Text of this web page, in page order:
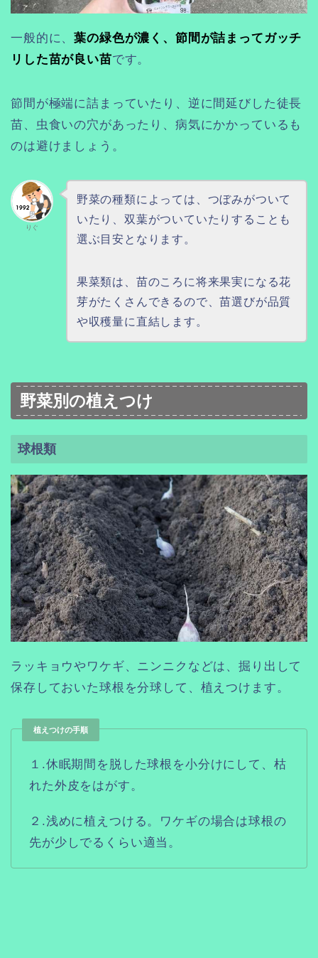
一般的に、葉の緑色が濃く、節間が詰まってガッチ
リした苗が良い苗です。
節間が極端に詰まっていたり、逆に間延びした徒長
苗、虫食いの穴があったり、病気にかかっているも
のは避けましょう。
りぐ
野菜の種類によっては、つぼみがついて
いたり、双葉がついていたりすることも
選ぶ目安となります。
果菜類は、苗のころに将来果実になる花
芽がたくさんできるので、苗選びが品質
や収穫量に直結します。
野菜別の植えつけ
球根類
ラッキョウやワケギ、ニンニクなどは、掘り出して
保存しておいた球根を分球して、植えつけます。
植えつけの手順
１.休眠期間を脱した球根を小分けにして、枯
れた外皮をはがす。
２.浅めに植えつける。ワケギの場合は球根の
先が少しでるくらい適当。